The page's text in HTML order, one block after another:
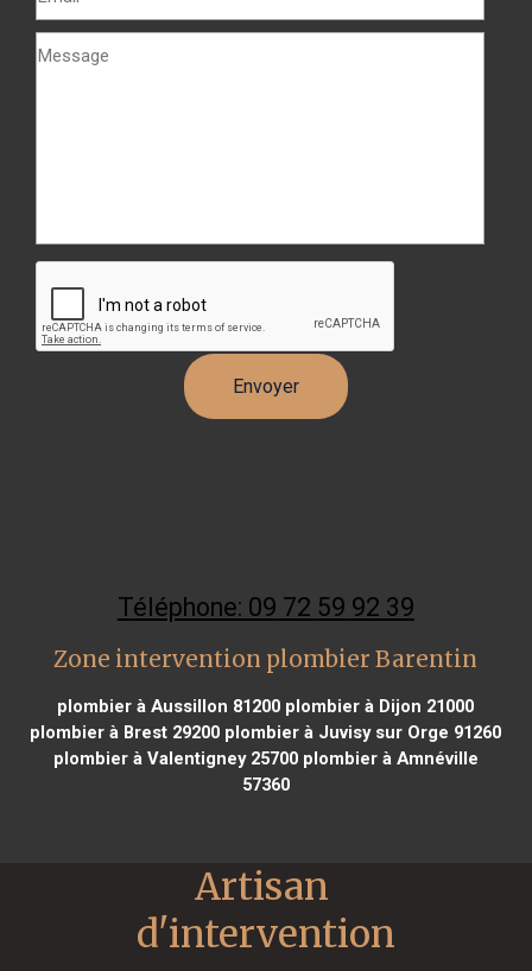
Téléphone: 09 72 59 92 39
Zone intervention plombier Barentin
plombier à Aussillon 81200 plombier à Dijon 21000
plombier à Brest 29200 plombier à Juvisy sur Orge 91260
plombier à Valentigney 25700plombier à Amnéville
57360
Artisan
d'intervention